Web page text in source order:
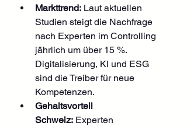
Markttrend: Laut aktuellen
Studien steigt die Nachfrage
nach Experten im Controlling
jährlich um über 15 %.
Digitalisierung, KI und ESG
sind die Treiber für neue
Kompetenzen.
Gehaltsvorteil
Schweiz: Experten